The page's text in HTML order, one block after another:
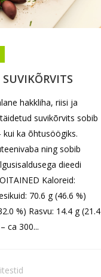
hakkliha, riisi ja
suvikõrvits sobib
kui ka õhtusöögiks.
ning sobib
dieedi
Kaloreid:
70.6 g (46.6 %)
%) Rasvu: 14.4 g (21.4
ca 300...